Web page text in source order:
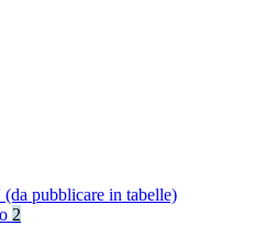
pubblicare in tabelle)
2